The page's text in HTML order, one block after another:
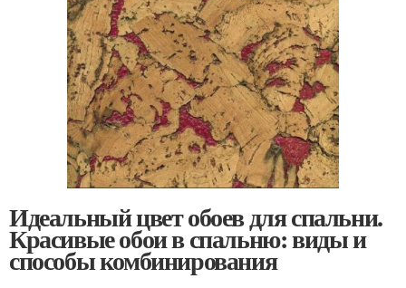
Идеальный цвет обоев для спальни.
Красивые обои в спальню: виды и
способы комбинирования